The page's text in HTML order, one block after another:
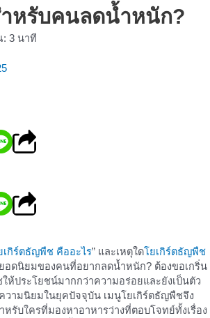
หรับคนลดน้ำหนัก?
: 3 นาที
เกิร์ตธัญพืช คืออะไร” และเหตุใดโยเกิร์ตธัญพืช
อดนิยมของคนที่อยากลดน้ำหนัก? ต้องขอเกริ่น
ห้ประโยชน์มากกว่าความอร่อยและยังเป็นตัว
วามนิยมในยุคปัจจุบัน เมนูโยเกิร์ตธัญพืชจึง
หรับใครที่มองหาอาหารว่างที่ตอบโจทย์ทั้งเรื่อง